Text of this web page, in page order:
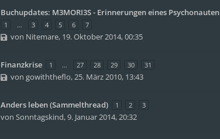
Buchupdates: M3MORI3S - Erinnerungen eines Psychonauten
1 … 3 4 5 6 7
von Nitemare, 19. Oktober 2014, 00:35
Finanzkrise 1 … 27 28 29 30 31
von gowiththeflo,25. März 2010, 13:43
Anders leben (Sammelthread) 1 2 3
von Sonntagskind,9. Januar 2014, 20:32